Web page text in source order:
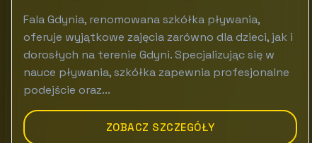
Fala Gdynia, renomowana szkółka pływania,
oferuje wyjątkowe zajęcia zarówno dla dzieci, jak i
dorosłych na terenie Gdyni. Specjalizując się w
nauce pływania, szkółka zapewnia profesjonalne
podejście oraz...
ZOBACZ SZCZEGÓŁY